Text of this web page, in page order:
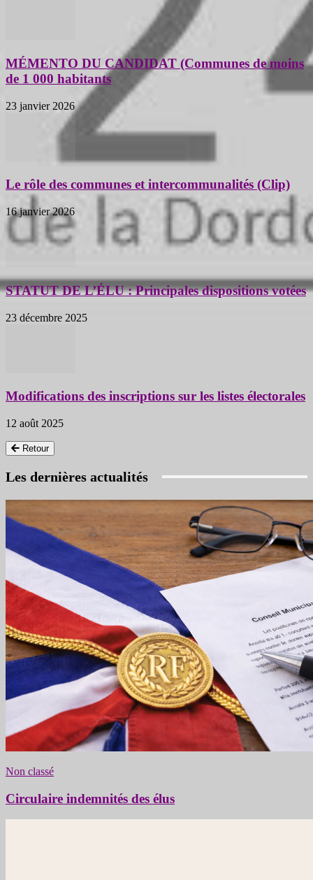
MÉMENTO DU CANDIDAT (Communes de moins
de 1 000 habitants
23 janvier 2026
Le rôle des communes et intercommunalités (Clip)
16 janvier 2026
STATUT DE L’ÉLU : Principales dispositions votées
23 décembre 2025
Modifications des inscriptions sur les listes électorales
12 août 2025
Retour
Les dernières actualités
Non classé
Circulaire indemnités des élus